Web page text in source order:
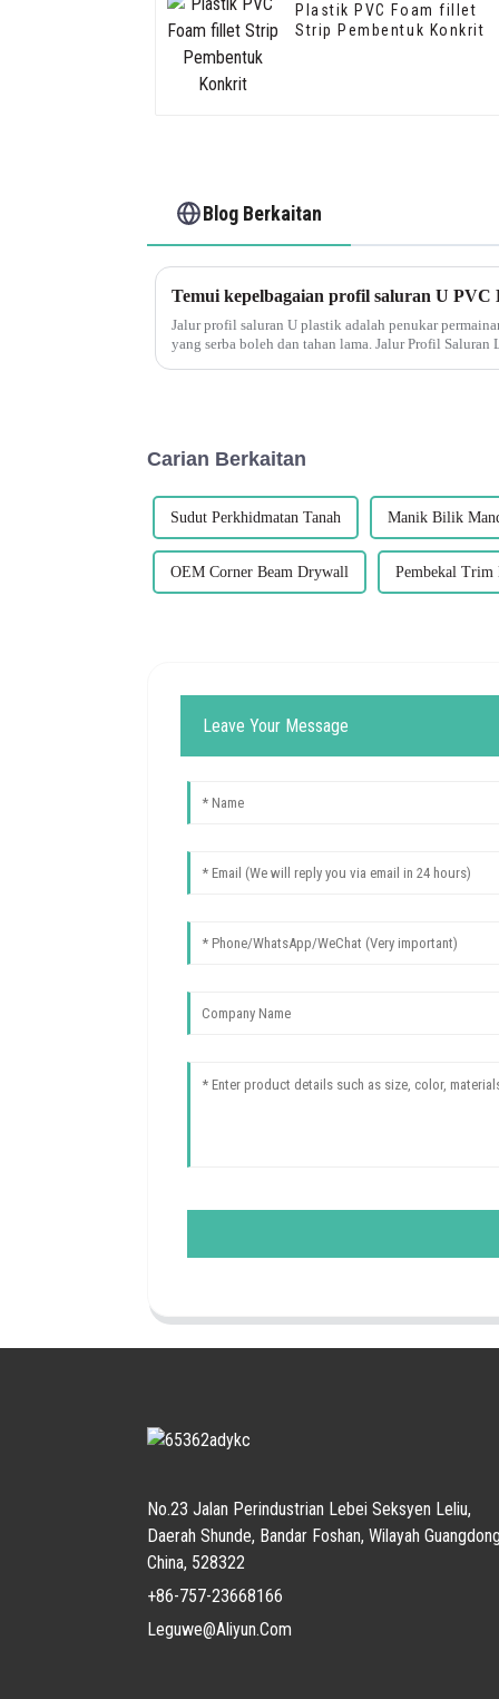
Plastik PVC Foam fillet
Strip Pembentuk Konkrit
Blog Berkaitan
Temui kepelbagaian profil saluran U PVC
Jalur profil saluran U plastik adalah penukar
yang serba boleh dan tahan lama. Jalur Profil Saluran
Carian Berkaitan
Sudut Perkhidmatan Tanah Manik Bilik
OEM Corner Beam Drywall Pembekal Trim
Leave Your Message
No.23 Jalan Perindustrian Lebei Seksyen Leliu,
Daerah Shunde, Bandar Foshan, Wilayah
China, 528322
+86-757-23668166
Leguwe@aliyun.com